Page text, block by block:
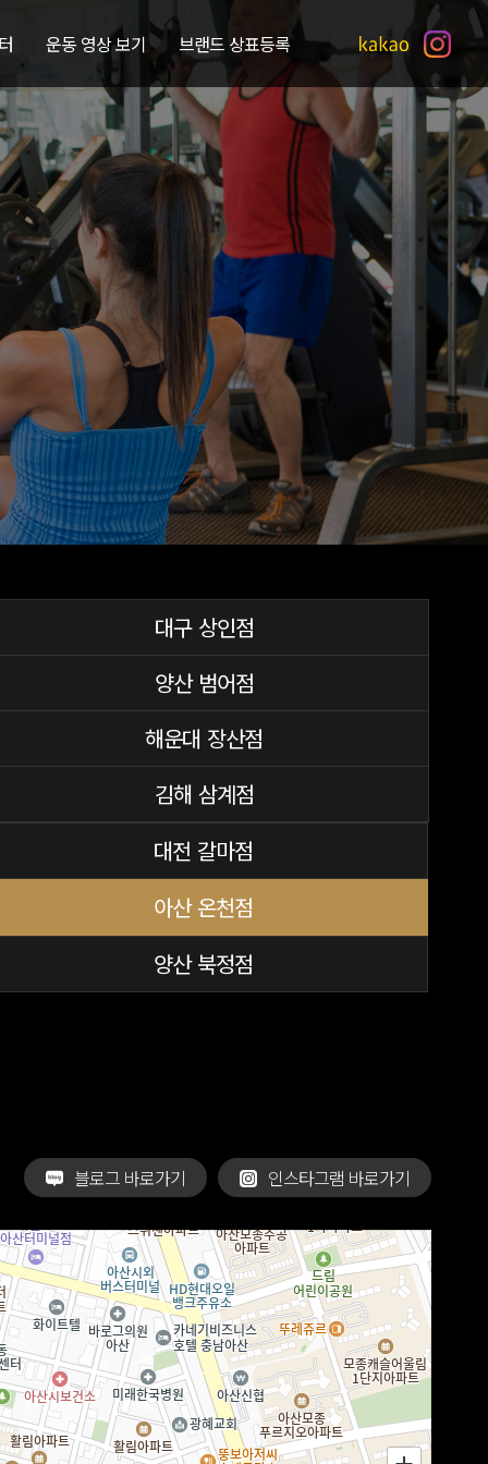
운동 영상 보기 브랜드 상표등록
대구 상인점
양산 범어점
해운대 장산점
김해 삼계점
대전 갈마점
아산 온천점
양산 북정점
인스타그램 바로가기
블로그 바로가기